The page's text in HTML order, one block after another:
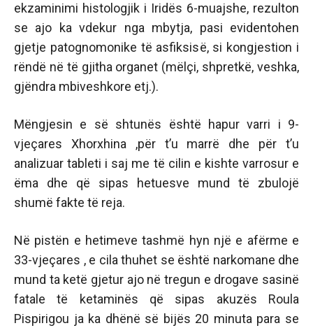
ekzaminimi histologjik i Iridës 6-muajshe, rezulton
se ajo ka vdekur nga mbytja, pasi evidentohen
gjetje patognomonike të asfiksisë, si kongjestion i
rëndë në të gjitha organet (mëlçi, shpretkë, veshka,
gjëndra mbiveshkore etj.).
Mëngjesin e së shtunës është hapur varri i 9-
vjeçares Xhorxhina ,për t’u marrë dhe për t’u
analizuar tableti i saj me të cilin e kishte varrosur e
ëma dhe që sipas hetuesve mund të zbulojë
shumë fakte të reja.
Në pistën e hetimeve tashmë hyn një e afërme e
33-vjeçares , e cila thuhet se është narkomane dhe
mund ta ketë gjetur ajo në tregun e drogave sasinë
fatale të ketaminës që sipas akuzës Roula
Pispirigou ja ka dhënë së bijës 20 minuta para se